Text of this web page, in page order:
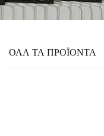
ΟΛΑ ΤΑ ΠΡΟΪΟΝΤΑ